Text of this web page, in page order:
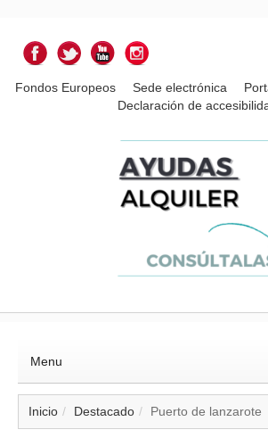
Fondos Europeos Sede electrónica
Declaración de
Menu
Inicio Destacado Puerto de lanzarote